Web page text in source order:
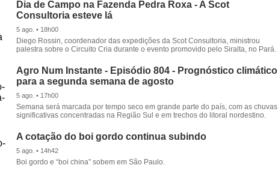
Dia de Campo na Fazenda Pedra Roxa - A Scot
Consultoria esteve lá
5 ago. • 18h00
Diego Rossin, coordenador das expedições da Scot Consultoria, ministrou
palestra sobre o Circuito Cria durante o evento promovido pelo Siralta, no Pará.
Agro Num Instante - Episódio 804 - Prognóstico climático
para a segunda semana de agosto
5 ago. • 17h00
Semana será marcada por tempo seco em grande parte do país, com as chuvas
significativas concentradas na Região Sul e em trechos do litoral nordestino.
A cotação do boi gordo continua subindo
5 ago. • 14h42
Boi gordo e “boi china” sobem em São Paulo.